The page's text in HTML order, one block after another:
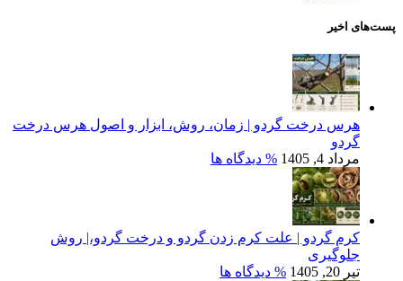
پست‌های اخیر
هرس درخت گردو | زمان، روش، ابزار و اصول هرس درخت
گردو
مرداد 4, 1405
% دیدگاه ها
کرم گردو | علت کرم زدن گردو و درخت گردو،| روش
جلوگیری
تیر 20, 1405
% دیدگاه ها